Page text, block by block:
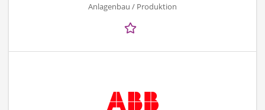
Anlagenbau / Produktion